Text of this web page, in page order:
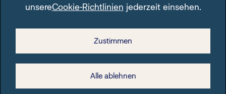
unsereCookie-Richtlinien jederzeit einsehen.
Zustimmen
Alle ablehnen